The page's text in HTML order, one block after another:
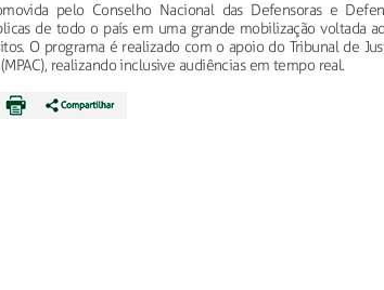
pelo Conselho Nacional das Defensoras e
de todo o país em uma grande mobilização voltada
O programa é realizado com o apoio do Tribunal de
realizando inclusive audiências em tempo real.